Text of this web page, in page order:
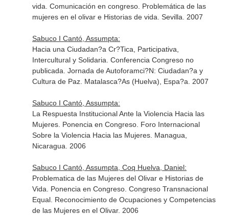
vida. Comunicación en congreso. Problemática de las
mujeres en el olivar e Historias de vida. Sevilla. 2007
Sabuco I Cantó, Assumpta:
Hacia una Ciudadan?a Cr?Tica, Participativa,
Intercultural y Solidaria. Conferencia Congreso no
publicada. Jornada de Autoforamci?N: Ciudadan?a y
Cultura de Paz. Matalasca?As (Huelva), Espa?a. 2007
Sabuco I Cantó, Assumpta:
La Respuesta Institucional Ante la Violencia Hacia las
Mujeres. Ponencia en Congreso. Foro Internacional
Sobre la Violencia Hacia las Mujeres. Managua,
Nicaragua. 2006
Sabuco I Cantó, Assumpta, Coq Huelva, Daniel:
Problematica de las Mujeres del Olivar e Historias de
Vida. Ponencia en Congreso. Congreso Transnacional
Equal. Reconocimiento de Ocupaciones y Competencias
de las Mujeres en el Olivar. 2006